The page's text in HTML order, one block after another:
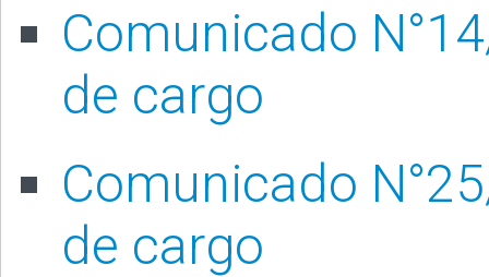
Comunicado
de cargo
Comunicado
de cargo